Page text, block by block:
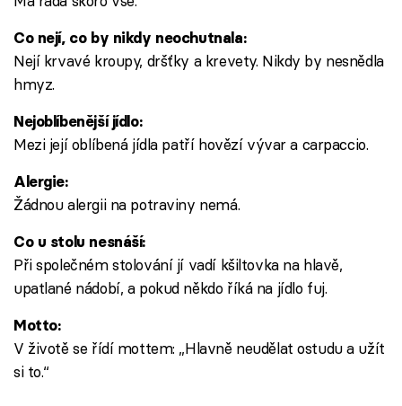
Co nejí, co by nikdy neochutnala:
Nejí krvavé kroupy, dršťky a krevety. Nikdy by nesnědla
hmyz.
Nejoblíbenější jídlo:
Mezi její oblíbená jídla patří hovězí vývar a carpaccio.
Alergie:
Žádnou alergii na potraviny nemá.
Co u stolu nesnáší:
Při společném stolování jí vadí kšiltovka na hlavě,
upatlané nádobí, a pokud někdo říká na jídlo fuj.
Motto:
V životě se řídí mottem: „Hlavně neudělat ostudu a užít
si to.“